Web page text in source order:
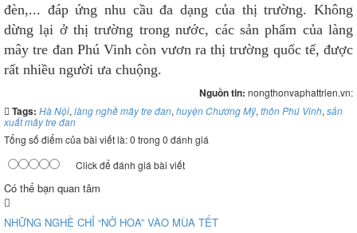
đèn,... đáp ứng nhu cầu đa dạng của thị trường. Không
dừng lại ở thị trường trong nước, các sản phẩm của làng
mây tre đan Phú Vinh còn vươn ra thị trường quốc tế, được
rất nhiều người ưa chuộng.
Nguồn tin: nongthonvaphattrien.vn:
Tags: Hà Nội, làng nghề mây tre đan, huyện Chương Mỹ, thôn Phú Vinh, sản
xuất mây tre đan
Tổng số điểm của bài viết là: 0 trong 0 đánh giá
Click để đánh giá bài viết
Có thể bạn quan tâm
NHỮNG NGHỀ CHỈ “NỞ HOA” VÀO MÙA TẾT